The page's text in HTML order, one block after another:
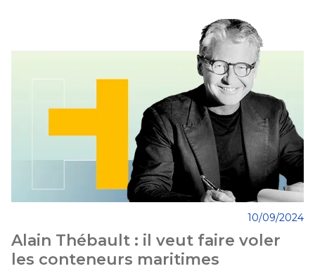
Alain Thébault : il veut faire voler
les conteneurs maritimes
10/09/2024